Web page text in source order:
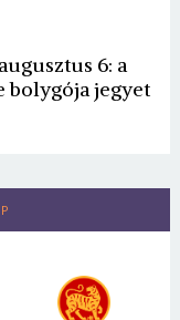
6: a
bolygója jegyet